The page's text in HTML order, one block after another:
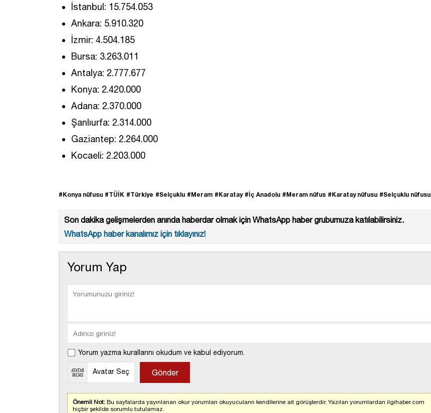
İstanbul: 15.754.053
Ankara: 5.910.320
İzmir: 4.504.185
Bursa: 3.263.011
Antalya: 2.777.677
Konya: 2.420.000
Adana: 2.370.000
Şanlıurfa: 2.314.000
Gaziantep: 2.264.000
Kocaeli: 2.203.000
#Konya nüfusu #TÜİK #Türkiye #Selçuklu #Meram #Karatay #İç Anadolu #Meram nüfus #Karatay nüfusu #Selçuklu nüfusu
Son dakika gelişmelerden anında haberdar olmak için WhatsApp haber grubumuza katılabilirsiniz.
WhatsApp haber kanalımız için tıklayınız!
Yorum Yap
Yorum yazma kurallarını okudum ve kabul ediyorum.
Avatar Seç
Önemli Not: Bu sayfalarda yayınlanan okur yorumları okuyucuların kendilerine ait görüşlerdir. Yazılan yorumlardan ilgihaber.com
hiçbir şekilde sorumlu tutulamaz.